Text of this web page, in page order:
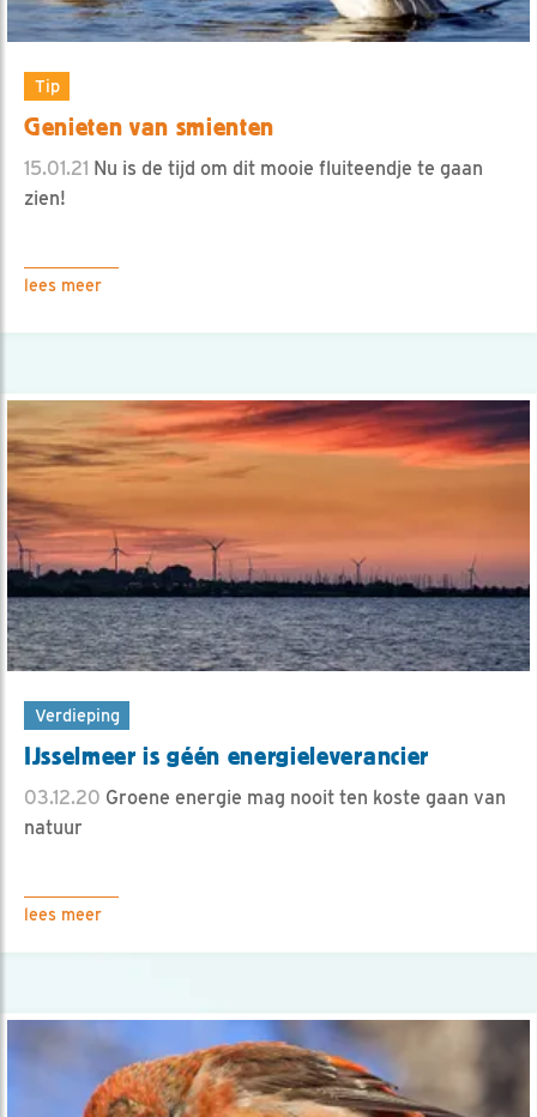
Tip
Genieten van smienten
15.01.21 Nu is de tijd om dit mooie fluiteendje te gaan
zien!
lees meer
Verdieping
IJsselmeer is géén energieleverancier
03.12.20 Groene energie mag nooit ten koste gaan van
natuur
lees meer